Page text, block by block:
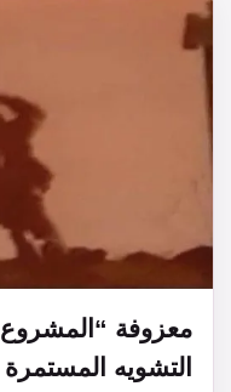
معزوفة “المشروع
التشويه المستمرة